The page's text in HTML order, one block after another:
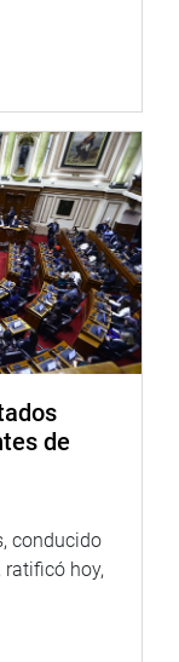
de
conducido
ratificó hoy,